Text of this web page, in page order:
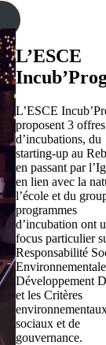
L’ESCE
L’ESCE
proposent 3 offres
d’incubations, du
starting-up au
en passant par
en lien avec la
l’école et du
programmes
d’incubation ont
focus particulier
Responsabilité
Développement
et les Critères
sociaux et de
gouvernance.